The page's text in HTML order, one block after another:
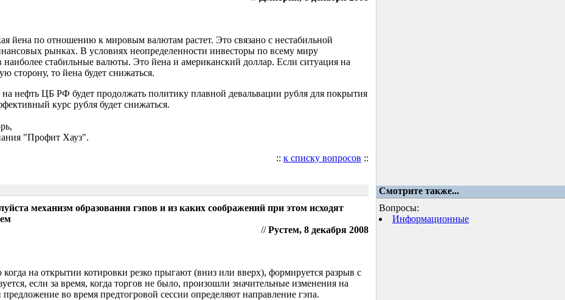
йена по отношению к мировым валютам растет. Это связано с нестабильной
рынках. В условиях неопределенности инвесторы по всему миру
наиболее стабильные валюты. Это йена и американский доллар. Если ситуация на
сторону, то йена будет снижаться.
нефть ЦБ РФ будет продолжать политику плавной девальвации рубля для покрытия
курс рубля будет снижаться.
"Профит Хауз".
:: к списку вопросов ::
Смотрите также...
механизм образования гэпов и из каких соображений при этом исходят
//Рустем, 8 декабря 2008
когда на открытии котировки резко прыгают (вниз или вверх), формируется разрыв с
если за время, когда торгов не было, произошли значительные изменения на
во время предтогровой сессии определяют направление гэпа.
Вопросы:
Информационные